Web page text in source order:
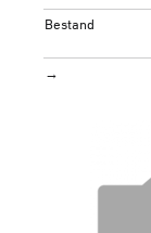
Bestand
→